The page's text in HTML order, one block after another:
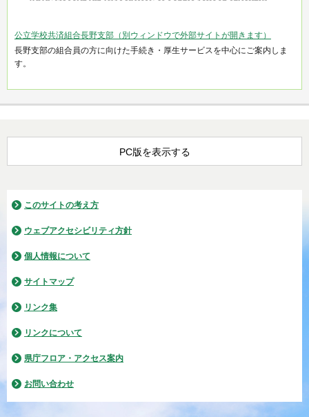
公立学校共済組合長野支部（別ウィンドウで外部サイトが開きます）
長野支部の組合員の方に向けた手続き・厚生サービスを中心にご案内しま
す。
PC版を表示する
このサイトの考え方
ウェブアクセシビリティ方針
個人情報について
サイトマップ
リンク集
リンクについて
県庁フロア・アクセス案内
お問い合わせ